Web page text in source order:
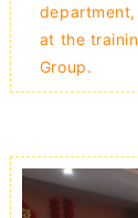
at the
Group.